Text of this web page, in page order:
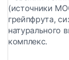
(источники
грейпфрута,
натурального
комплекс.